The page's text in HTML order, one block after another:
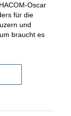
Oscar
für die
und
braucht es